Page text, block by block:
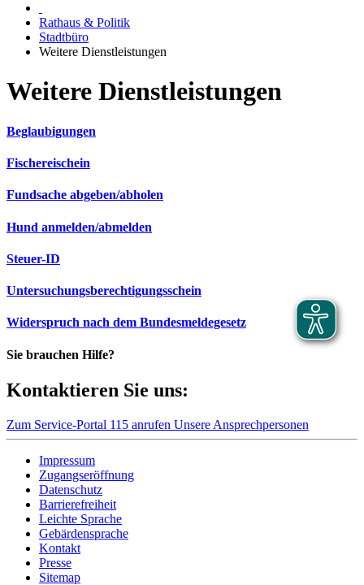
Rathaus & Politik
Stadtbüro
Weitere Dienstleistungen
Weitere Dienstleistungen
Beglaubigungen
Fischereischein
Fundsache abgeben/abholen
Hund anmelden/abmelden
Steuer-ID
Untersuchungsberechtigungsschein
Widerspruch nach dem Bundesmeldegesetz
Sie brauchen Hilfe?
Kontaktieren Sie uns:
Zum Service-Portal 115 anrufen Unsere Ansprechpersonen
Impressum
Zugangseröffnung
Datenschutz
Barrierefreiheit
Leichte Sprache
Gebärdensprache
Kontakt
Presse
Sitemap